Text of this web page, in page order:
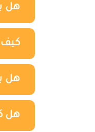
هل
كيف
هل
هل